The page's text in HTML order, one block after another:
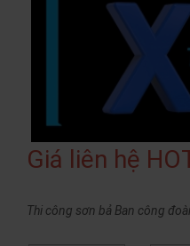
Giá liên hệ
Thi công sơn bả Ban công